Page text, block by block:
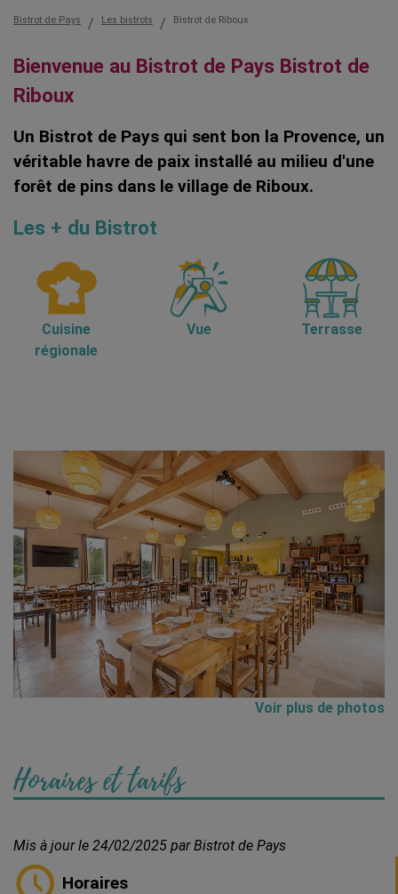
Bistrot de Pays Les bistrots Bistrot de Riboux
Bienvenue au Bistrot de Pays Bistrot de
Riboux
Un Bistrot de Pays qui sent bon la Provence, un
véritable havre de paix installé au milieu d'une
forêt de pins dans le village de Riboux.
Les + du Bistrot
Cuisine
régionale
Vue Terrasse
Voir plus de photos
Horaires et tarifs
Mis à jour le 24/02/2025 par Bistrot de Pays
Horaires